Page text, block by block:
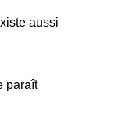
aussi
paraît